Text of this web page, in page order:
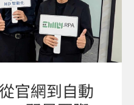
官網到自動